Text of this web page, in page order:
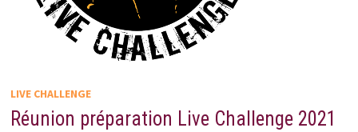
LIVE CHALLENGE
Réunion préparation Live Challenge 2021